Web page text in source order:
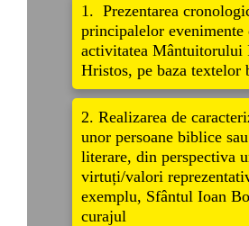
1. Prezentarea
principalelor evenimente
activitatea Mântuitorului
Hristos, pe baza textelor
2. Realizarea de
unor persoane biblice
literare, din perspectiva
virtuți/valori
exemplu, Sfântul Ioan
curajul